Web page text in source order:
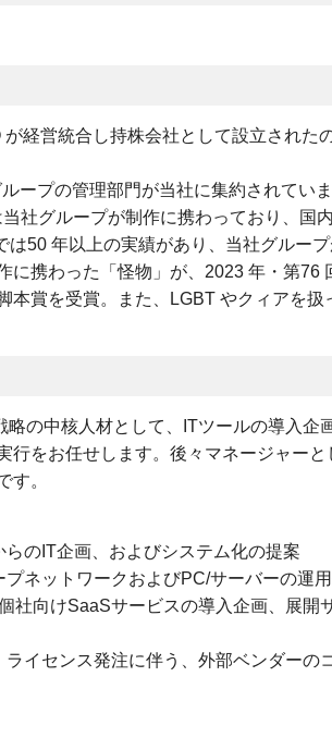
経営統合し持株会社として設立された
ープの管理部門が当社に集約されていま
社グループが制作に携わっており、国
50 年以上の実績があり、当社グルー
に携わった「怪物」が、2023 年・第76
本賞を受賞。また、LGBT やクィアを扱
の中核人材として、ITツールの導入企
行をお任せします。後々マネージャーと
す。
のIT企画、およびシステム化の提案
ネットワークおよびPC/サーバーの運
社向けSaaSサービスの導入企画、展開
イセンス発注に伴う、外部ベンダーの